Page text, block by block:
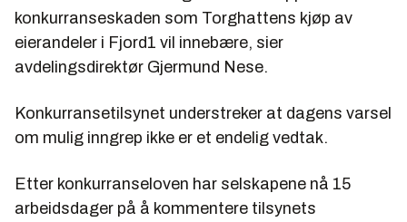
konkurranseskaden som Torghattens kjøp av
eierandeler i Fjord1 vil innebære, sier
avdelingsdirektør Gjermund Nese.
Konkurransetilsynet understreker at dagens varsel
om mulig inngrep ikke er et endelig vedtak.
Etter konkurranseloven har selskapene nå 15
arbeidsdager på å kommentere tilsynets